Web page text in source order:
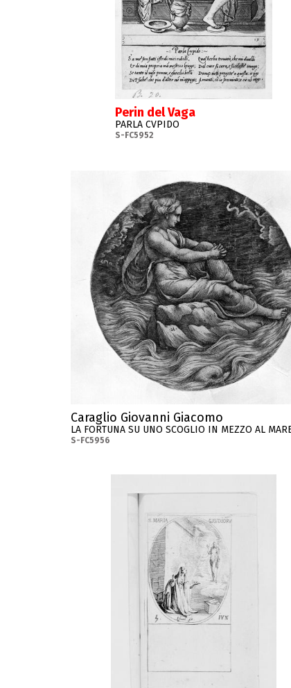
Perin del Vaga
PARLA CVPIDO
S-FC5952
Caraglio Giovanni Giacomo
LA FORTUNA SU UNO SCOGLIO IN MEZZO AL
S-FC5956